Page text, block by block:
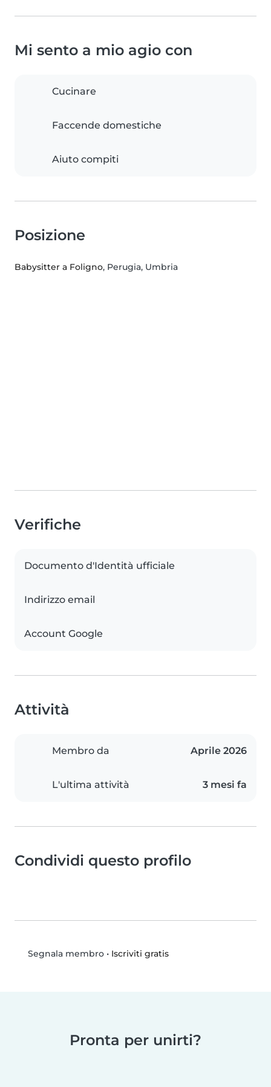
Mi sento a mio agio con
Cucinare
Faccende domestiche
Aiuto compiti
Posizione
Babysitter a Foligno, Perugia, Umbria
Verifiche
Documento d'Identità ufficiale
Indirizzo email
Account Google
Attività
Membro da Aprile 2026
L'ultima attività 3 mesi fa
Condividi questo profilo
Segnala membro• Iscriviti gratis
Pronta per unirti?